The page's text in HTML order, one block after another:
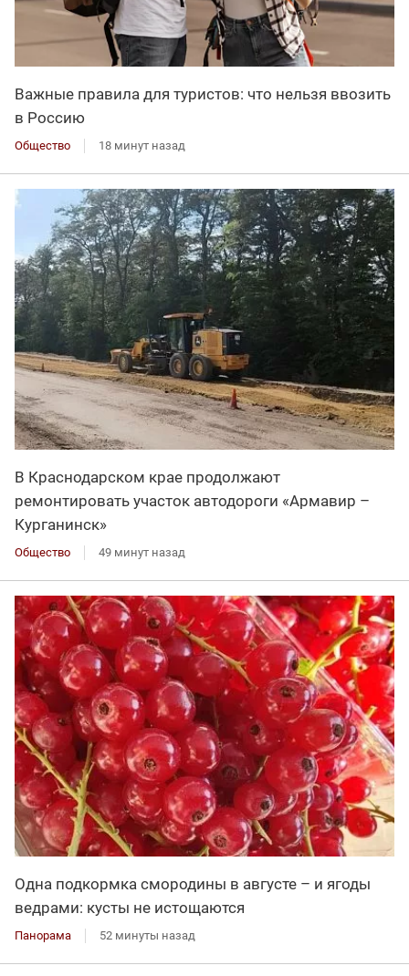
Важные правила для туристов: что нельзя ввозить
в Россию
Общество 18 минут назад
В Краснодарском крае продолжают
ремонтировать участок автодороги «Армавир –
Курганинск»
Общество 49 минут назад
Одна подкормка смородины в августе – и ягоды
ведрами: кусты не истощаются
Панорама 52 минуты назад